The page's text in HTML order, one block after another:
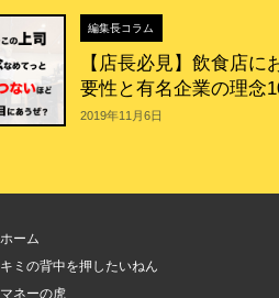
編集長コラム
【店長必見】飲食店に
要性と有名企業の理念
2019年11月6日
ホーム
キミの背中を押したいねん
マネーの虎